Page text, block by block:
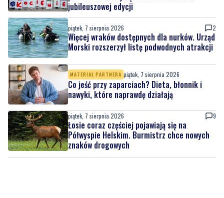
jubileuszowej edycji
piątek, 7 sierpnia 2026 2
Więcej wraków dostępnych dla nurków. Urząd
Morski rozszerzył listę podwodnych atrakcji
MATERIAŁ PARTNERA piątek, 7 sierpnia 2026
Co jeść przy zaparciach? Dieta, błonnik i
nawyki, które naprawdę działają
piątek, 7 sierpnia 2026 9
Łosie coraz częściej pojawiają się na
Półwyspie Helskim. Burmistrz chce nowych
znaków drogowych